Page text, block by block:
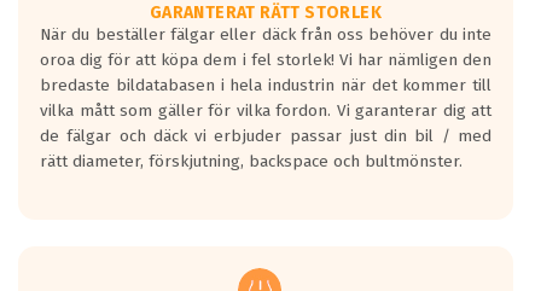
rullmotståndets ljud överträffa
motorljudet.
På däckmärkningen kommer det finnas
en symbol av ett däck med vågar. Hög
bullernivå markeras med svarta vågor
medans de vita vågorna påvisar om det är
ett tyst däck.
regelverket som introduceras år 2016.
GARANTERAT RÄTT STORLEK
När du beställer fälgar eller däck från oss behöver du inte
oroa dig för att köpa dem i fel storlek! Vi har nämligen den
bredaste bildatabasen i hela industrin när det kommer till
vilka mått som gäller för vilka fordon. Vi garanterar dig att
de fälgar och däck vi erbjuder passar just din bil / med
rätt diameter, förskjutning, backspace och bultmönster.